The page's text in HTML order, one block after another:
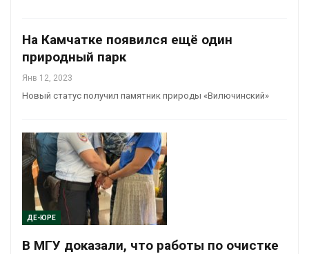
На Камчатке появился ещё один
природный парк
Янв 12, 2023
Новый статус получил памятник природы «Вилючинский»
ДЕ-ЮРЕ
В МГУ доказали, что работы по очистке